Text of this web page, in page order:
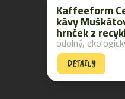
Kaffeeform
kávy
hrnček z
odolný,
DETAILY